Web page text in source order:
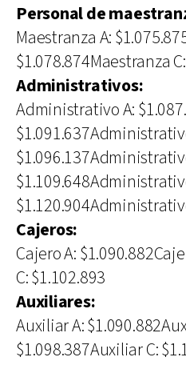
Personal de
Maestranza A:
$1.078.874Maestranza
Administrativos:
Administrativo A:
Cajeros:
Cajero A:
C: $1.102.893
Auxiliares:
Auxiliar A:
$1.098.387Auxiliar C: